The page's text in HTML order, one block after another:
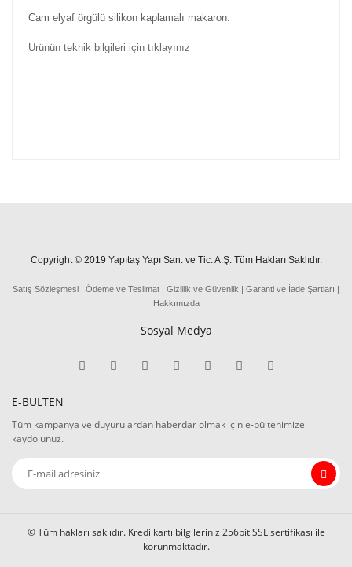
Cam elyaf örgülü silikon kaplamalı makaron.
Ürünün teknik bilgileri için tıklayınız
Copyright © 2019 Yapıtaş Yapı San. ve Tic. A.Ş. Tüm Hakları Saklıdır.
Satış Sözleşmesi | Ödeme ve Teslimat | Gizlilik ve Güvenlik | Garanti ve İade Şartları |
Hakkımızda
Sosyal Medya
E-BÜLTEN
Tüm kampanya ve duyurulardan haberdar olmak için e-bültenimize
kaydolunuz.
© Tüm hakları saklıdır. Kredi kartı bilgileriniz 256bit SSL sertifikası ile
korunmaktadır.